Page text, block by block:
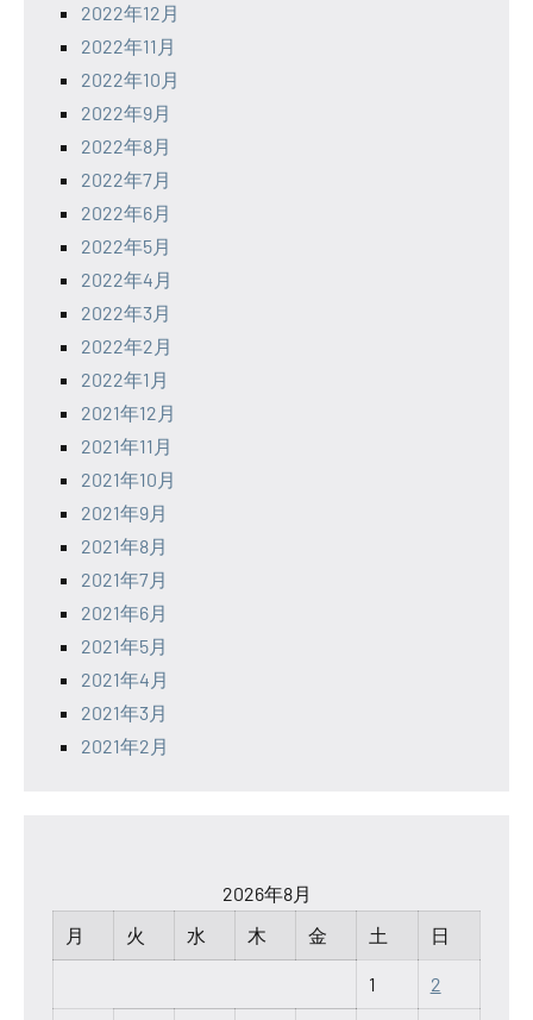
2022年12月
2022年11月
2022年10月
2022年9月
2022年8月
2022年7月
2022年6月
2022年5月
2022年4月
2022年3月
2022年2月
2022年1月
2021年12月
2021年11月
2021年10月
2021年9月
2021年8月
2021年7月
2021年6月
2021年5月
2021年4月
2021年3月
2021年2月
2026年8月
月
火 水 木 金 土 日
1 2